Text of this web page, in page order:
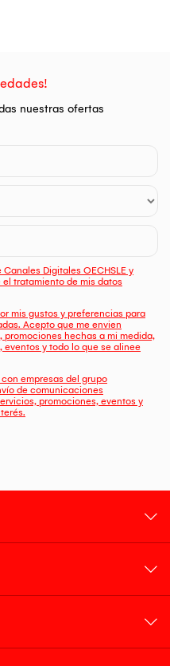
nuestras ofertas
Digitales OECHSLE y
tratamiento de mis datos
mis gustos y preferencias para
Acepto que me envien
hechas a mi medida,
y todo lo que se alinee
empresas del grupo
de comunicaciones
promociones, eventos y